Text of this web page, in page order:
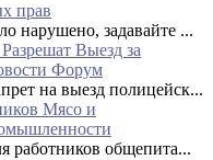
прав
нарушено, задавайте ...
Выезд за
Форум
на выезд полицейск...
Мясо и
работников общепита...